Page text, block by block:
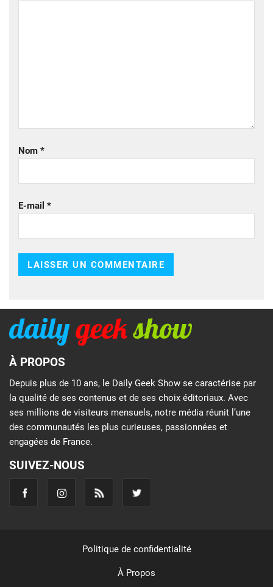
Nom *
E-mail *
À PROPOS
Depuis plus de 10 ans, le Daily Geek Show se caractérise par
la qualité de ses contenus et de ses choix éditoriaux. Avec
ses millions de visiteurs mensuels, notre média réunit l’une
des communautés les plus curieuses, passionnées et
engagées de France.
SUIVEZ-NOUS
Politique de confidentialité
À Propos